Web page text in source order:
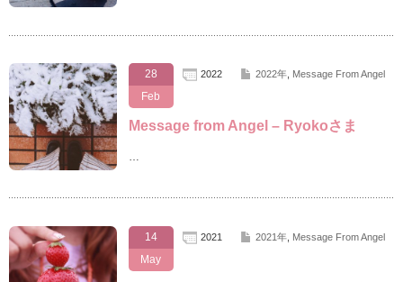
28
Feb
2022 2022年, Message From Angel
Message from Angel – Ryokoさま
14
May
2021 2021年, Message From Angel